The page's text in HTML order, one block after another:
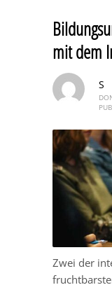
mit dem
S
Zwei der